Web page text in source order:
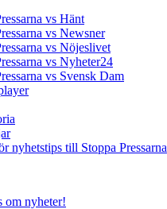
vs Hänt
vs Newsner
vs Nöjeslivet
vs Nyheter24
vs Svensk Dam
nyhetstips till Stoppa Pressarna
om nyheter!